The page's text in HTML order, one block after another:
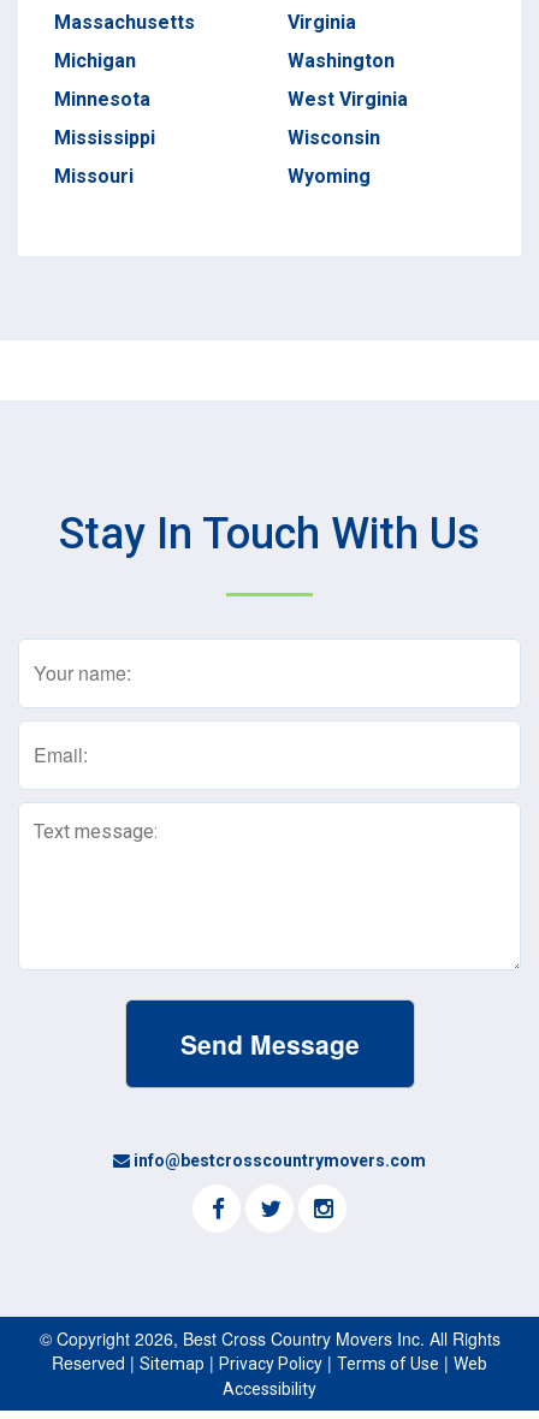
Massachusetts
Michigan
Minnesota
Mississippi
Missouri
Virginia
Washington
West Virginia
Wisconsin
Wyoming
Stay In Touch With Us
Name
Email
Text
info@bestcrosscountrymovers.com
© Copyright 2026, Best Cross Country Movers Inc. All Rights
Reserved | Sitemap | Privacy Policy | Terms of Use | Web
Accessibility